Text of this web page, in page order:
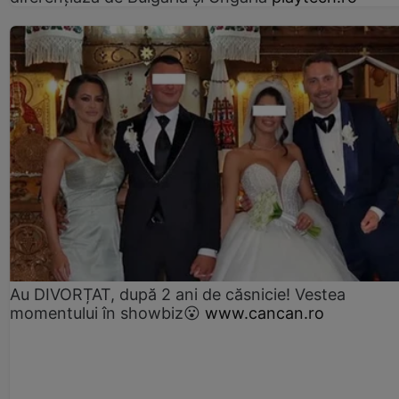
Au DIVORȚAT, după 2 ani de căsnicie! Vestea
momentului în showbiz😮 www.cancan.ro